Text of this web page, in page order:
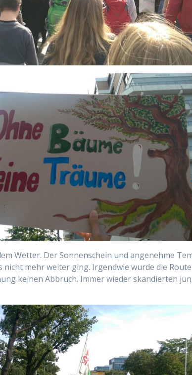
Wetter. Der Sonnenschein und angenehme
nicht mehr weiter ging. Irgendwie wurde die
keinen Abbruch. Immer wieder skandierten